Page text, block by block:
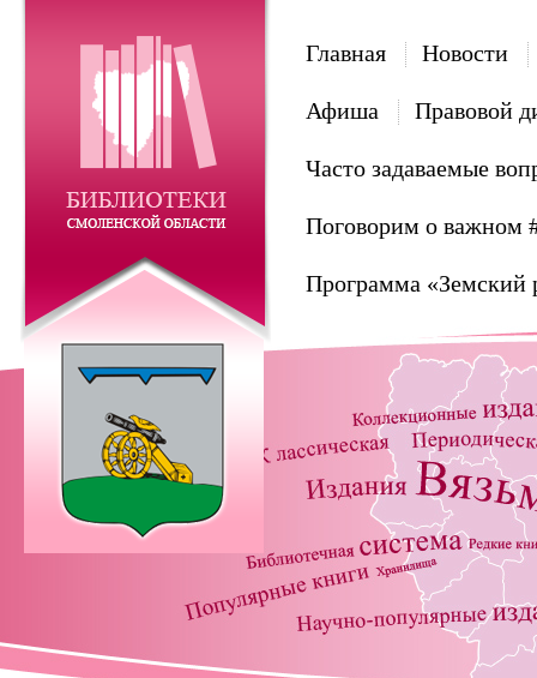
Главная Новости
Афиша Правовой
Часто задаваемые
Поговорим о важном
Программа «Земский